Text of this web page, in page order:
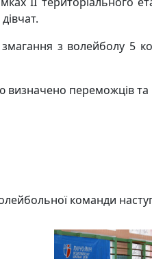
з волейболу 5
визначено переможців та
команди